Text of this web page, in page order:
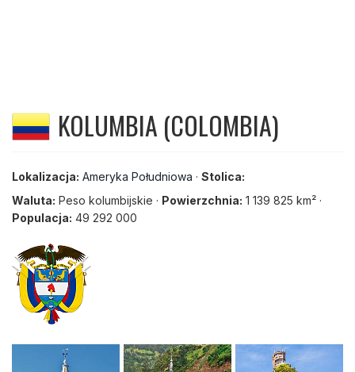
KOLUMBIA (COLOMBIA)
Lokalizacja: Ameryka Południowa · Stolica:
Waluta: Peso kolumbijskie · Powierzchnia: 1 139 825 km² ·
Populacja: 49 292 000